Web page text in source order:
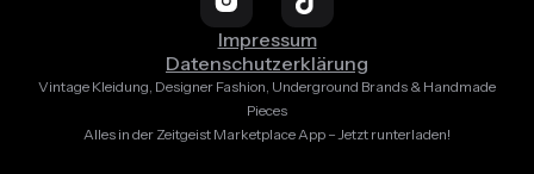
Impressum
Datenschutzerklärung
Vintage Kleidung, Designer Fashion, Underground Brands & Handmade
Pieces
Alles in der Zeitgeist Marketplace App – Jetzt runterladen!